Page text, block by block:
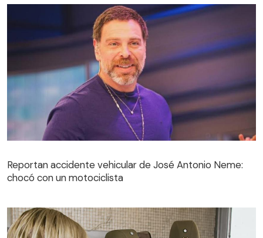
Reportan accidente vehicular de José Antonio Neme:
chocó con un motociclista